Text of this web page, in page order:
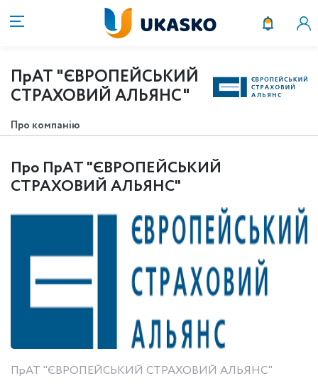
ПрАТ "ЄВРОПЕЙСЬКИЙ
СТРАХОВИЙ АЛЬЯНС"
Про компанію
Про ПрАТ "ЄВРОПЕЙСЬКИЙ
СТРАХОВИЙ АЛЬЯНС"
ПрАТ "ЄВРОПЕЙСЬКИЙ СТРАХОВИЙ АЛЬЯНС"